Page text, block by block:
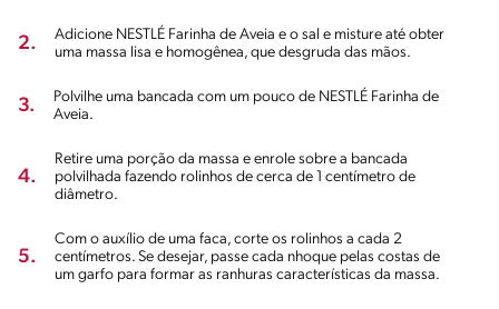
2.
Adicione NESTLÉ Farinha de Aveia e o sal e misture até obter
uma massa lisa e homogênea, que desgruda das mãos.
3.
Polvilhe uma bancada com um pouco de NESTLÉ Farinha de
Aveia.
4.
Retire uma porção da massa e enrole sobre a bancada
polvilhada fazendo rolinhos de cerca de 1 centímetro de
diâmetro.
5.
Com o auxílio de uma faca, corte os rolinhos a cada 2
centímetros. Se desejar, passe cada nhoque pelas costas de
um garfo para formar as ranhuras características da massa.